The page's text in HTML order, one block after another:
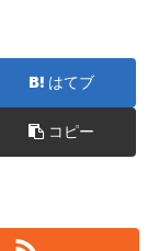
はてブ
コピー